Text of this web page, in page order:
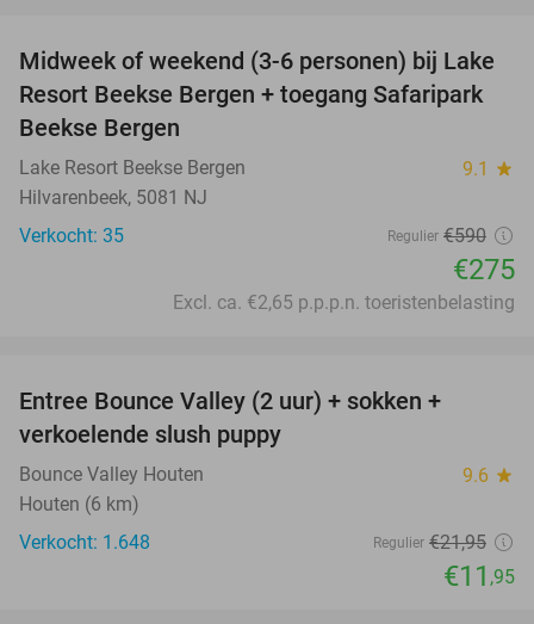
53%
Midweek of weekend (3-6 personen) bij Lake
Resort Beekse Bergen + toegang Safaripark
Beekse Bergen
Lake Resort Beekse Bergen 9.1 star
Hilvarenbeek, 5081 NJ
Verkocht: 35
Regulier €590
€275
Excl. ca. €2,65 p.p.p.n. toeristenbelasting
Entree Bounce Valley (2 uur) + sokken +
verkoelende slush puppy
Bounce Valley Houten 9.6 star
Houten (6 km)
Verkocht: 1.648
Regulier €21,95
€11 ,95